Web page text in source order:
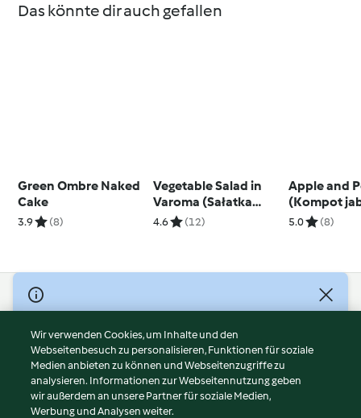
Das könnte dir auch gefallen
Green Ombre Naked
Cake
3.9 (8)
Vegetable Salad in
Varoma (Sałatka
jarzynowa na
4.6 (12)
Apple and
(Kompot
gruszkowy)
5.0 (8)
© Copyright 2026
Nutzungsbedingungen
Datenschutzrichtlinien
Disclaimer
Impressum
Wir verwenden Cookies, um Inhalte und den
Webseitenbesuch zu personalisieren, Funktionen für soziale
Medien anbieten zu können und Webseitenzugriffe zu
analysieren. Informationen zur Webseitennutzung geben
wir außerdem an unsere Partner für soziale Medien,
Werbung und Analysen weiter.